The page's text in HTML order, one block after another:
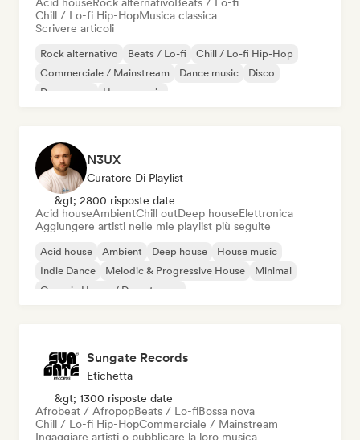
Chill / Lo-fi Hip-HopMusica classica
Scrivere articoli
Rock alternativo Beats / Lo-fi
Chill / Lo-fi Hip-Hop
Commerciale / Mainstream
Dance music
Disco
Dream pop
House music
N3UX
Curatore Di Playlist
&gt; 2800 risposte date
Acid houseAmbientChill outDeep houseElettronica
Aggiungere artisti nelle mie playlist più seguite
Acid house Ambient Deep house
House music
Indie Dance
Melodic & Progressive House
Minimal
Organic House / Downtempo
Sungate Records
Etichetta
&gt; 1300 risposte date
Afrobeat / AfropopBeats / Lo-fiBossa nova
Chill / Lo-fi Hip-HopCommerciale / Mainstream
Ingaggiare artisti o pubblicare la loro musica